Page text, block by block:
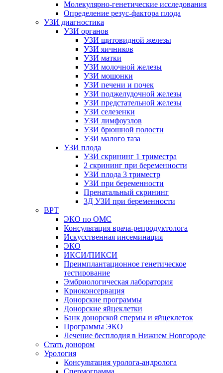
Молекулярно-генетические исследования
Определение резус-фактора плода
УЗИ диагностика
УЗИ органов
УЗИ щитовидной железы
УЗИ яичников
УЗИ матки
УЗИ молочной железы
УЗИ мошонки
УЗИ печени и почек
УЗИ поджелудочной железы
УЗИ предстательной железы
УЗИ селезенки
УЗИ лимфоузлов
УЗИ брюшной полости
УЗИ малого таза
УЗИ плода
УЗИ скрининг 1 триместра
2 скрининг при беременности
УЗИ плода 3 триместр
УЗИ при беременности
Пренатальный скрининг
3Д УЗИ при беременности
ВРТ
ЭКО по ОМС
Консультация врача-репродуктолога
Искусственная инсеминация
ЭКО
ИКСИ/ПИКСИ
Преимплантационное генетическое
тестирование
Эмбриологическая лаборатория
Криоконсервация
Донорские программы
Донорские яйцеклетки
Банк донорской спермы и яйцеклеток
Программы ЭКО
Лечение бесплодия в Нижнем Новгороде
Стать донором
Урология
Консультация уролога-андролога